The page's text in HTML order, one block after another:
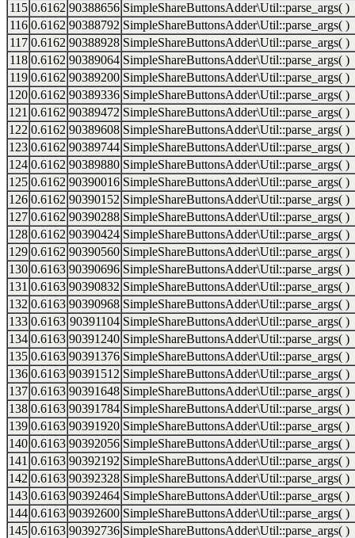
115 0.6162 90388656 SimpleShareButtonsAdder\Util::parse_args( )
116 0.6162 90388792 SimpleShareButtonsAdder\Util::parse_args( )
117 0.6162 90388928 SimpleShareButtonsAdder\Util::parse_args( )
118 0.6162 90389064 SimpleShareButtonsAdder\Util::parse_args( )
119 0.6162 90389200 SimpleShareButtonsAdder\Util::parse_args( )
120 0.6162 90389336 SimpleShareButtonsAdder\Util::parse_args( )
121 0.6162 90389472 SimpleShareButtonsAdder\Util::parse_args( )
122 0.6162 90389608 SimpleShareButtonsAdder\Util::parse_args( )
123 0.6162 90389744 SimpleShareButtonsAdder\Util::parse_args( )
124 0.6162 90389880 SimpleShareButtonsAdder\Util::parse_args( )
125 0.6162 90390016 SimpleShareButtonsAdder\Util::parse_args( )
126 0.6162 90390152 SimpleShareButtonsAdder\Util::parse_args( )
127 0.6162 90390288 SimpleShareButtonsAdder\Util::parse_args( )
128 0.6162 90390424 SimpleShareButtonsAdder\Util::parse_args( )
129 0.6162 90390560 SimpleShareButtonsAdder\Util::parse_args( )
130 0.6163 90390696 SimpleShareButtonsAdder\Util::parse_args( )
131 0.6163 90390832 SimpleShareButtonsAdder\Util::parse_args( )
132 0.6163 90390968 SimpleShareButtonsAdder\Util::parse_args( )
133 0.6163 90391104 SimpleShareButtonsAdder\Util::parse_args( )
134 0.6163 90391240 SimpleShareButtonsAdder\Util::parse_args( )
135 0.6163 90391376 SimpleShareButtonsAdder\Util::parse_args( )
136 0.6163 90391512 SimpleShareButtonsAdder\Util::parse_args( )
137 0.6163 90391648 SimpleShareButtonsAdder\Util::parse_args( )
138 0.6163 90391784 SimpleShareButtonsAdder\Util::parse_args( )
139 0.6163 90391920 SimpleShareButtonsAdder\Util::parse_args( )
140 0.6163 90392056 SimpleShareButtonsAdder\Util::parse_args( )
141 0.6163 90392192 SimpleShareButtonsAdder\Util::parse_args( )
142 0.6163 90392328 SimpleShareButtonsAdder\Util::parse_args( )
143 0.6163 90392464 SimpleShareButtonsAdder\Util::parse_args( )
144 0.6163 90392600 SimpleShareButtonsAdder\Util::parse_args( )
145 0.6163 90392736 SimpleShareButtonsAdder\Util::parse_args( )